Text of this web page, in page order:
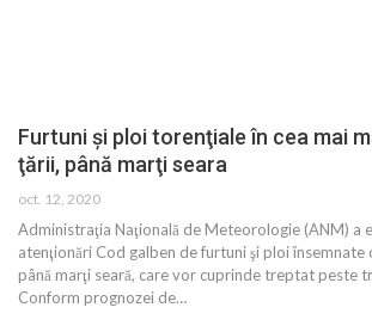
Furtuni şi ploi torenţiale în cea mai
ţării, până marţi seara
oct. 12, 2020
Administraţia Naţională de Meteorologie (ANM) a
atenţionări Cod galben de furtuni şi ploi
până marţi seară, care vor cuprinde treptat peste
Conform prognozei de…